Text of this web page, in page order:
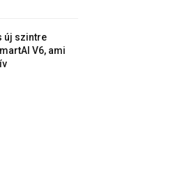
új szintre
V6, ami